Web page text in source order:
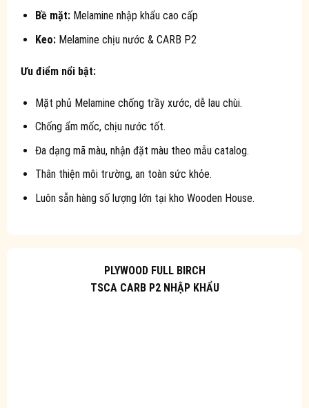
Bề mặt:Melamine nhập khẩu cao cấp
Keo:Melamine chịu nước & CARB P2
Ưu điểm nổi bật:
Mặt phủ Melamine chống trầy xước, dễ lau chùi.
Chống ẩm mốc, chịu nước tốt.
Đa dạng mã màu, nhận đặt màu theo mẫu catalog.
Thân thiện môi trường, an toàn sức khỏe.
Luôn sẵn hàng số lượng lớn tại kho Wooden House.
PLYWOOD FULL BIRCH
TSCA CARB P2 NHẬP KHẨU